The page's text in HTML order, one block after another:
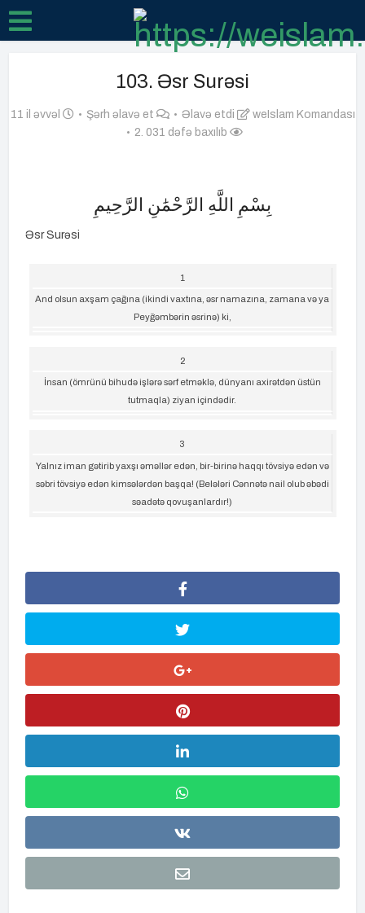
103. Əsr Surəsi
11 il əvvəl Şərh əlavə et Əlavə etdi
weIslam Komandası
2. 031 dəfə baxılıb
بِسْمِ اللَّهِ الرَّحْمَٰنِ الرَّحِيمِ
Əsr Surəsi
1
And olsun axşam çağına (ikindi vaxtına, əsr namazına, zamana və ya
Peyğəmbərin əsrinə) ki,
2
İnsan (ömrünü bihudə işlərə sərf etməklə, dünyanı axirətdən üstün
tutmaqla) ziyan içindədir.
3
Yalnız iman gətirib yaxşı əməllər edən, bir-birinə haqqı tövsiyə edən və
səbri tövsiyə edən kimsələrdən başqa! (Belələri Cənnətə nail olub əbədi
səadətə qovuşanlardır!)